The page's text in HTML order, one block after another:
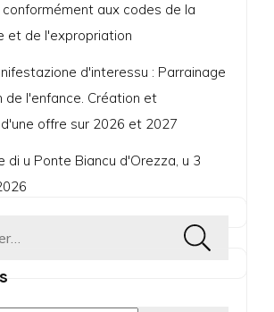
aux codes de la
et de l'expropriation
d'interessu : Parrainage
de l'enfance. Création et
offre sur 2026 et 2027
di u Ponte Biancu d'Orezza, u 3
: